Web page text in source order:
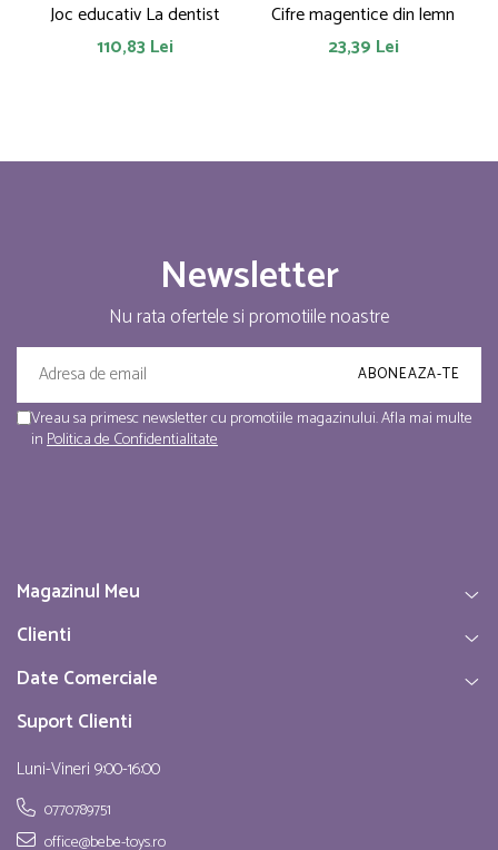
Joc educativ La dentist
110,83 Lei
Cifre magentice din lemn
23,39 Lei
Newsletter
Nu rata ofertele si promotiile noastre
Vreau sa primesc newsletter cu promotiile magazinului. Afla mai multe
inPolitica de Confidentialitate
Magazinul Meu
Clienti
Date Comerciale
Suport Clienti
Luni-Vineri 9:00-16:00
0770789751
office@bebe-toys.ro